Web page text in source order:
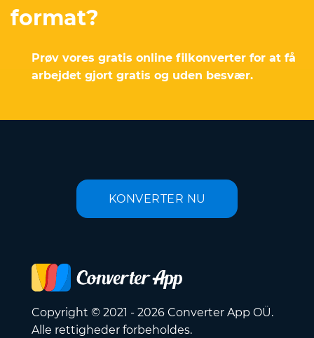
format?
Prøv vores gratis online filkonverter for at få
arbejdet gjort gratis og uden besvær.
KONVERTER NU
Copyright © 2021 - 2026 Converter App OÜ.
Alle rettigheder forbeholdes.